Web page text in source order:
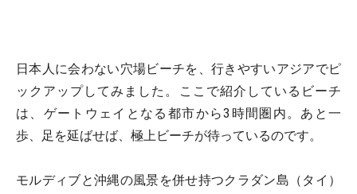
日本人に会わない穴場ビーチを、行きやすいアジアでピ
ックアップしてみました。ここで紹介しているビーチ
は、ゲートウェイとなる都市から3時間圏内。あと一
歩、足を延ばせば、極上ビーチが待っているのです。
モルディブと沖縄の風景を併せ持つクラダン島（タイ）